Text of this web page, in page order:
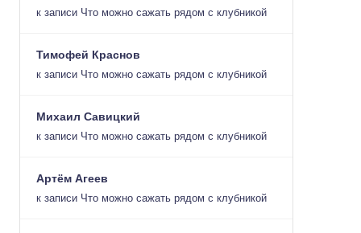
к записи Что можно сажать рядом с клубникой
Тимофей Краснов
к записи Что можно сажать рядом с клубникой
Михаил Савицкий
к записи Что можно сажать рядом с клубникой
Артём Агеев
к записи Что можно сажать рядом с клубникой